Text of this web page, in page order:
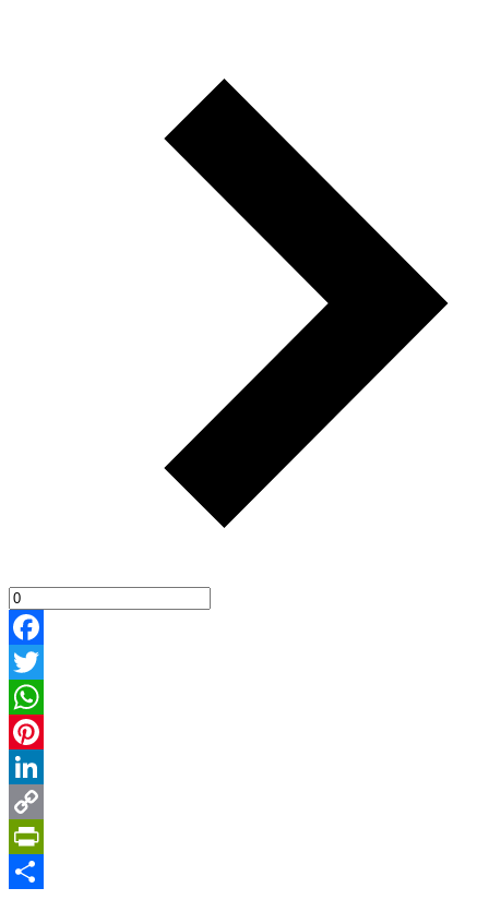
Facebook
Twitter
WhatsApp
Pinterest
LinkedIn
Copy
Link
PrintFriendly